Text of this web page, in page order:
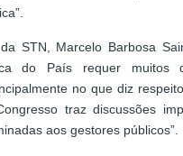
STN, Marcelo Barbosa
do País requer muitos
no que diz
traz discussões
aos gestores públicos”.